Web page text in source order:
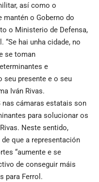
así como o
mantén o Goberno do
o Ministerio de Defensa,
“Se hai unha cidade, no
se toman
e
seu presente e o seu
Iván Rivas.
nas cámaras estatais son
para solucionar os
Neste sentido,
que a representación
“aumente e se
de conseguir máis
para Ferrol.